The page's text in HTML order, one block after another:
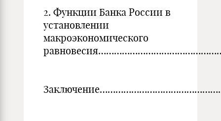
2. Функции Банка России в
установлении
макроэкономического